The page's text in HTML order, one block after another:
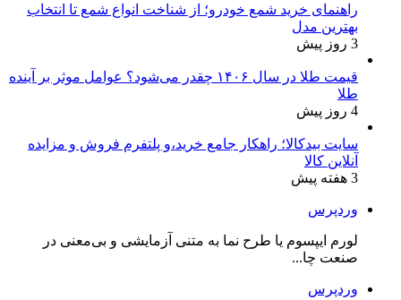
راهنمای خرید شمع خودرو؛ از شناخت انواع شمع تا انتخاب
بهترین مدل
3 روز پیش
قیمت طلا در سال ۱۴۰۶ چقدر می‌شود؟ عوامل موثر بر آینده
طلا
4 روز پیش
سایت بیدکالا؛ راهکار جامع خرید،و پلتفرم فروش و مزایده
آنلاین کالا
3 هفته پیش
وردپرس
لورم ایپسوم یا طرح‌ نما به متنی آزمایشی و بی‌معنی در
صنعت چا...
وردپرس